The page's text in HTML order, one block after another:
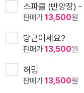
스파클 (반양장)
판매가13,500원
당근이세요?
판매가13,500원
허밍
판매가13,500원